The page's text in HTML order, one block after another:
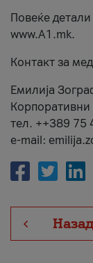
Повеќе
www.А1.mk.
Контакт за
Емилија
тел. ++389 75
e-mail: